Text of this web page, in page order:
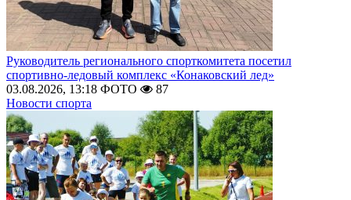
Руководитель регионального спорткомитета посетил
спортивно-ледовый комплекс «Конаковский лед»
03.08.2026, 13:18 ФОТО
87
Новости спорта